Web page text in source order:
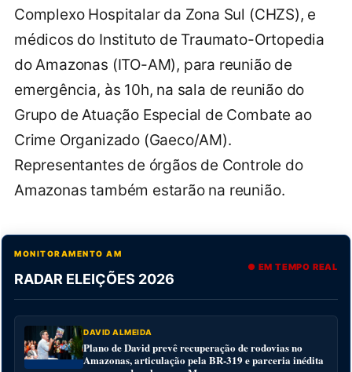
Complexo Hospitalar da Zona Sul (CHZS), e
médicos do Instituto de Traumato-Ortopedia
do Amazonas (ITO-AM), para reunião de
emergência, às 10h, na sala de reunião do
Grupo de Atuação Especial de Combate ao
Crime Organizado (Gaeco/AM).
Representantes de órgãos de Controle do
Amazonas também estarão na reunião.
MONITORAMENTO AM
RADAR ELEIÇÕES 2026
● EM TEMPO REAL
DAVID ALMEIDA
Plano de David prevê recuperação de rodovias no
Amazonas, articulação pela BR-319 e parceria inédita